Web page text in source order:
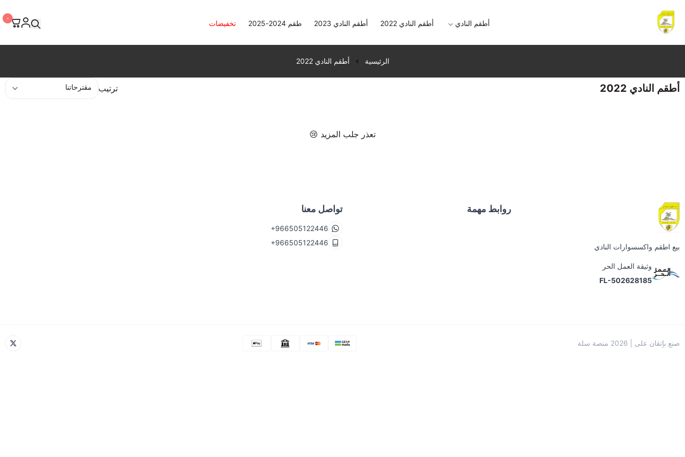
نادي طويق الرياضي
أطقم النادي
أطقم النادي 2022 أطقم النادي 2023 طقم 2024-2025 تخفيضات
٠
الرئيسية أطقم النادي 2022
أطقم النادي 2022 ترتيب
تعذر جلب المزيد 😢
بيع اطقم واكسسوارات النادي
وثيقة العمل الحر
FL-502628185
روابط مهمة تواصل معنا
+966505122446
+966505122446
صنع بإتقان على | 2026 منصة سلة